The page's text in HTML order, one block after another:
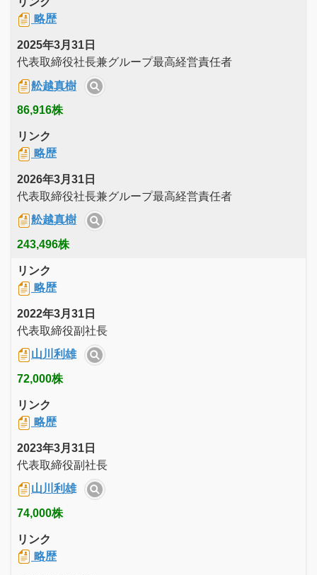
略歴
2025年3月31日
代表取締役社長兼グループ最高経営責任者
舩越真樹
86,916株
リンク
略歴
2026年3月31日
代表取締役社長兼グループ最高経営責任者
舩越真樹
243,496株
リンク
略歴
2022年3月31日
代表取締役副社長
山川利雄
72,000株
リンク
略歴
2023年3月31日
代表取締役副社長
山川利雄
74,000株
リンク
略歴